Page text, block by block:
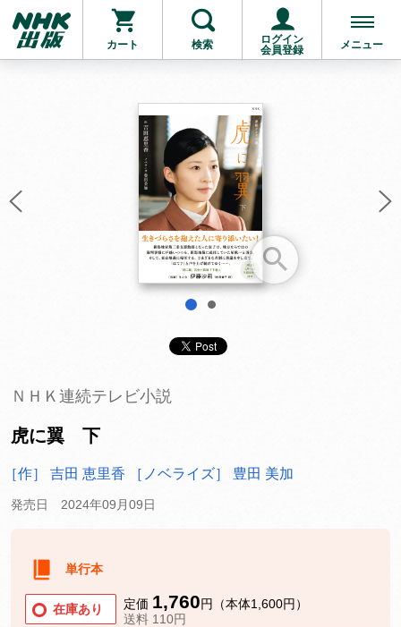
カート 検索
ログイン
会員登録
メニュー
お支払いに進む
他にも商品を買う
1
ＮＨＫ連続テレビ小説
虎に翼 下
［作］ 吉田 恵里香 ［ノベライズ］ 豊田 美加
発売日 2024年09月09日
単行本
在庫あり 定価 1,760円（本体1,600円）
送料 110円